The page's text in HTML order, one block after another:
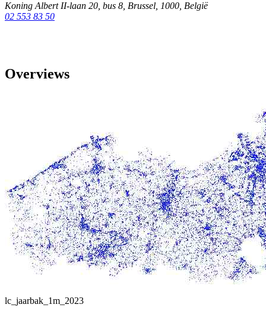
Koning Albert II-laan 20, bus 8 Brussel 1000 België
02 553 83 50
Overviews
lc_jaarbak_1m_2023